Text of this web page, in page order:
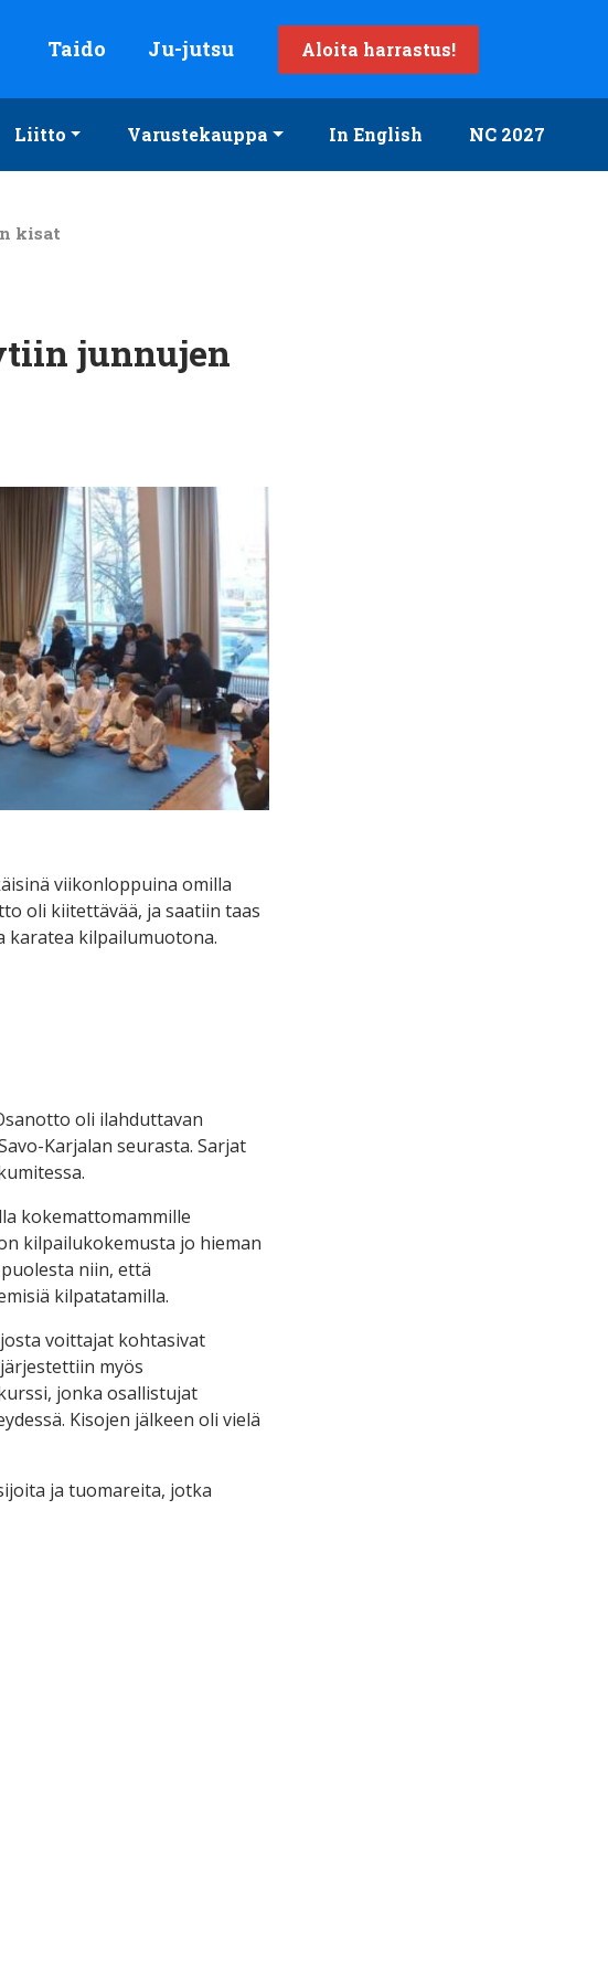
Taido Ju-jutsu Aloita harrastus!
Liitto Varustekauppa In English NC 2027
kisat
junnujen
viikonloppuina omilla
oli kiitettävää, ja saatiin taas
karatea kilpailumuotona.
oli ilahduttavan
Karjalan seurasta. Sarjat
kokemattomammille
kilpailukokemusta jo hieman
niin, että
kilpatatamilla.
voittajat kohtasivat
myös
jonka osallistujat
Kisojen jälkeen oli vielä
ja tuomareita, jotka